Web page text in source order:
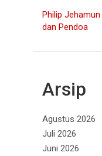
Philip Jehamun
dan Pendoa
Arsip
Agustus 2026
Juli 2026
Juni 2026